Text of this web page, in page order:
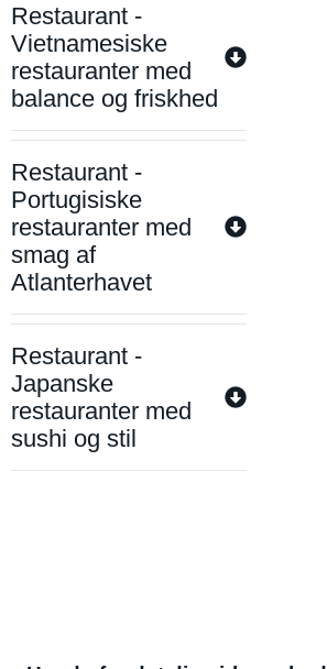
Restaurant -
Vietnamesiske
restauranter med
balance og friskhed
Restaurant -
Portugisiske
restauranter med
smag af
Atlanterhavet
Restaurant -
Japanske
restauranter med
sushi og stil